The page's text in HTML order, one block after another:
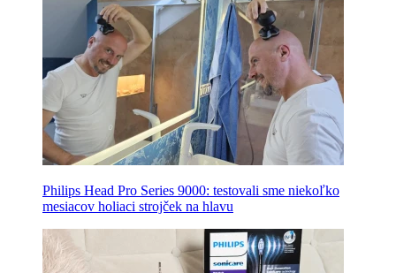
Philips Head Pro Series 9000: testovali sme niekoľko
mesiacov holiaci strojček na hlavu